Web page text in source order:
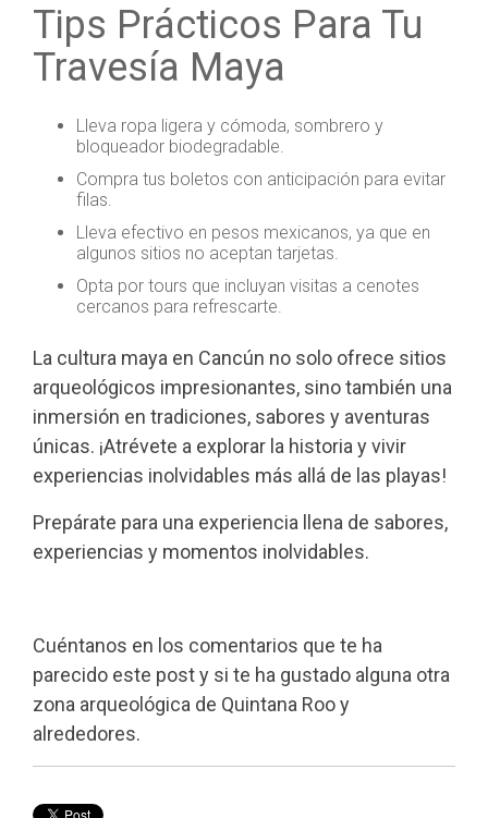
Tips Prácticos Para Tu
Travesía Maya
Lleva ropa ligera y cómoda, sombrero y
bloqueador biodegradable.
Compra tus boletos con anticipación para evitar
filas.
Lleva efectivo en pesos mexicanos, ya que en
algunos sitios no aceptan tarjetas.
Opta por tours que incluyan visitas a cenotes
cercanos para refrescarte.
La cultura maya en Cancún no solo ofrece sitios
arqueológicos impresionantes, sino también una
inmersión en tradiciones, sabores y aventuras
únicas. ¡Atrévete a explorar la historia y vivir
experiencias inolvidables más allá de las playas!
Prepárate para una experiencia llena de sabores,
experiencias y momentos inolvidables.
Cuéntanos en los comentarios que te ha
parecido este post y si te ha gustado alguna otra
zona arqueológica de Quintana Roo y
alrededores.